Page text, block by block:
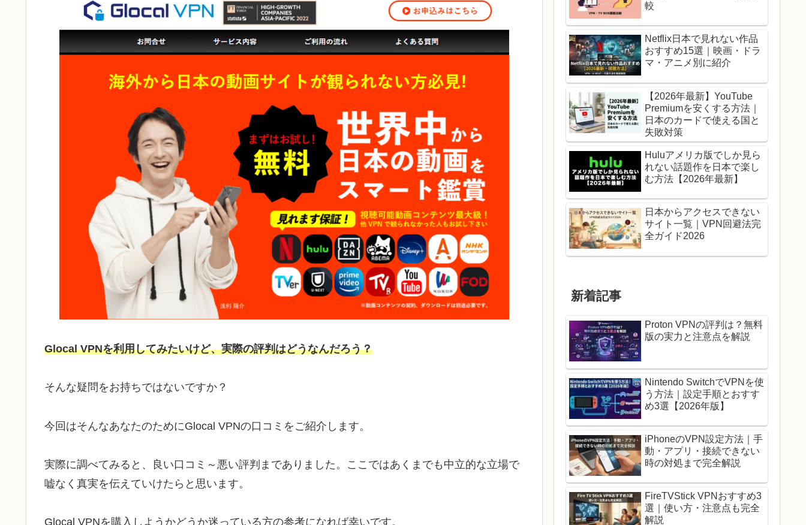
Glocal VPNを利用してみたいけど、実際の評判はどうなんだろう？
そんな疑問をお持ちではないですか？
今回はそんなあなたのためにGlocal VPNの口コミをご紹介します。
実際に調べてみると、良い口コミ～悪い評判までありました。ここではあくまでも中立的な立場で
嘘なく真実を伝えていけたらと思います。
Glocal VPNを購入しようかどうか迷っている方の参考になれば幸いです。
較
Netflix日本で見れない作品
おすすめ15選｜映画・ドラ
マ・アニメ別に紹介
【2026年最新】YouTube
Premiumを安くする方法｜
日本のカードで使える国と
失敗対策
Huluアメリカ版でしか見ら
れない話題作を日本で楽し
む方法【2026年最新】
日本からアクセスできない
サイト一覧｜VPN回避法完
全ガイド2026
新着記事
Proton VPNの評判は？無料
版の実力と注意点を解説
Nintendo SwitchでVPNを使
う方法｜設定手順とおすす
め3選【2026年版】
iPhoneのVPN設定方法｜手
動・アプリ・接続できない
時の対処まで完全解説
FireTVStick VPNおすすめ3
選｜使い方・注意点も完全
解説